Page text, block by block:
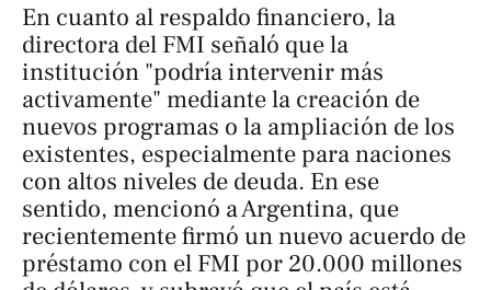
En cuanto al respaldo financiero, la
directora del FMI señaló que la
institución "podría intervenir más
activamente" mediante la creación de
nuevos programas o la ampliación de los
existentes, especialmente para naciones
con altos niveles de deuda. En ese
sentido, mencionó a Argentina, que
recientemente firmó un nuevo acuerdo de
préstamo con el FMI por 20.000 millones